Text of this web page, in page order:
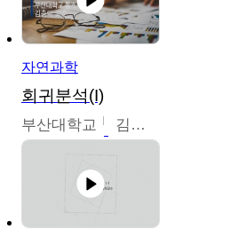
자연과학
회귀분석(I)
부산대학교 김충락